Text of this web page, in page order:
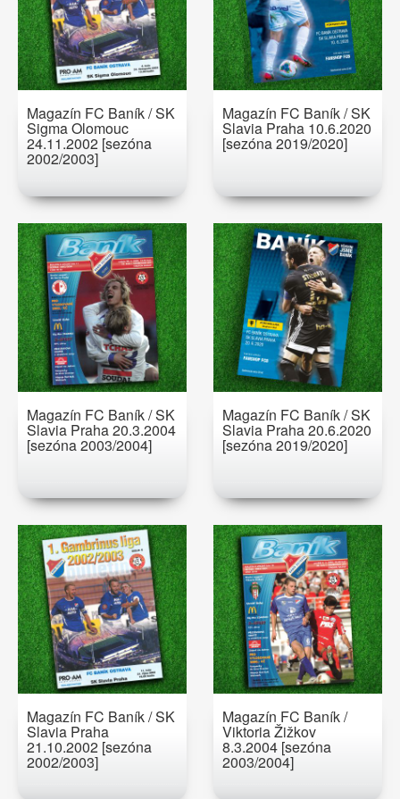
Magazín FC Baník / SK
Sigma Olomouc
24.11.2002 [sezóna
2002/2003]
Magazín FC Baník / SK
Slavia Praha 10.6.2020
[sezóna 2019/2020]
Magazín FC Baník / SK
Slavia Praha 20.3.2004
[sezóna 2003/2004]
Magazín FC Baník / SK
Slavia Praha 20.6.2020
[sezóna 2019/2020]
Magazín FC Baník / SK
Slavia Praha
21.10.2002 [sezóna
2002/2003]
Magazín FC Baník /
Viktoria Žižkov
8.3.2004 [sezóna
2003/2004]